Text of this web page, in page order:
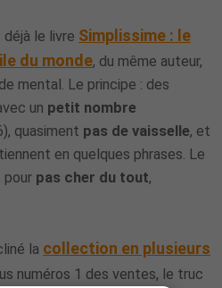
le livre Simplissime : le
du monde, du même auteur,
mental. Le principe : des
un petit nombre
quasiment pas de vaisselle, et
en quelques phrases. Le
pour pas cher du tout,
la collection en plusieurs
numéros 1 des ventes, le truc